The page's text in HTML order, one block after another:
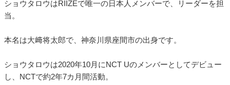
ショウタロウはRIIZEで唯一の日本人メンバーで、リーダーを担
当。
本名は大﨑将太郎で、神奈川県座間市の出身です。
ショウタロウは2020年10月にNCT Uのメンバーとしてデビュー
し、NCTで約2年7カ月間活動。